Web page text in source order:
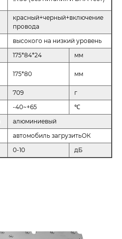
красный+черный+включение
провода
высокого на низкий уровень
175*84*24 мм
175*80 мм
709
г
-40~+65
℃
алюминиевый
автомобиль загрузитьОК
0-10 дБ